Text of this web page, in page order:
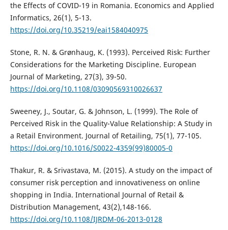
the Effects of COVID-19 in Romania. Economics and Applied
Informatics, 26(1), 5-13.
https://doi.org/10.35219/eai1584040975
Stone, R. N. & Grønhaug, K. (1993). Perceived Risk: Further
Considerations for the Marketing Discipline. European
Journal of Marketing, 27(3), 39-50.
https://doi.org/10.1108/03090569310026637
Sweeney, J., Soutar, G. & Johnson, L. (1999). The Role of
Perceived Risk in the Quality-Value Relationship: A Study in
a Retail Environment. Journal of Retailing, 75(1), 77-105.
https://doi.org/10.1016/S0022-4359(99)80005-0
Thakur, R. & Srivastava, M. (2015). A study on the impact of
consumer risk perception and innovativeness on online
shopping in India. International Journal of Retail &
Distribution Management, 43(2),148-166.
https://doi.org/10.1108/IJRDM-06-2013-0128